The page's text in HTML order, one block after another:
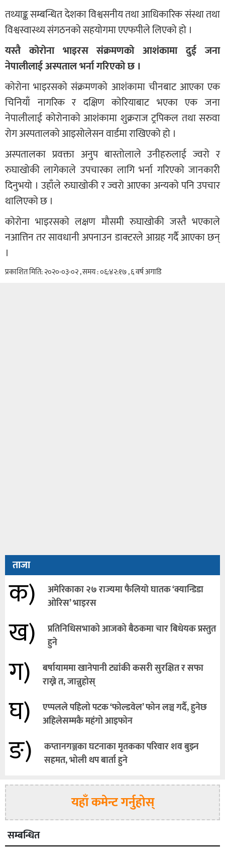
तथ्याङ्क सम्बन्धित देशका विश्वसनीय तथा आधिकारिक संस्था तथा
विश्वस्वास्थ्य संगठनको सहयोगमा एएफपीले लिएको हो ।
यस्तै कोरोना भाइरस संक्रमणको आशंकामा दुई जना
नेपालीलाई अस्पताल भर्ना गरिएको छ ।
कोरोना भाइरसको संक्रमणको आशंकामा चीनबाट आएका एक
चिनियाँ नागरिक र दक्षिण कोरियाबाट भएका एक जना
नेपालीलाई कोरोनाको आशंकामा शुक्रराज ट्रपिकल तथा सरुवा
रोग अस्पतालको आइसोलेसन वार्डमा राखिएको हो ।
अस्पतालका प्रवक्ता अनुप बास्तोलाले उनीहरुलाई ज्वरो र
रुघाखोकी लागेकाले उपचारका लागि भर्ना गरिएको जानकारी
दिनुभयो । उहाँले रुघाखोकी र ज्वरो आएका अन्यको पनि उपचार
थालिएको छ ।
कोरोना भाइरसको लक्षण मौसमी रुघाखोकी जस्तै भएकाले
नआत्तिन तर सावधानी अपनाउन डाक्टरले आग्रह गर्दै आएका छन्
।
प्रकाशित मिति: २०२०-०३-०२ , समय : ०६:४२:१७ , ६ वर्ष अगाडि
ताजा
क)
अमेरिकाका २७ राज्यमा फैलियाे घातक ‘क्यान्डिडा
ओरिस’ भाइरस
ख)
प्रतिनिधिसभाको आजको बैठकमा चार बिधेयक प्रस्तुत
हुने
ग)
बर्षायाममा खानेपानी ट्यांकी कसरी सुरक्षित र सफा
राख्ने त, जान्नुहोस्
घ)
एप्पलले पहिलो पटक ‘फोल्डवेल’ फोन लञ्च गर्दै, हुनेछ
अहिलेसम्मकै महंगो आइफोन
ङ)
कप्तानगञ्जका घटनाका मृतकका परिवार शव बुझ्न
सहमत, भोली थप बार्ता हुने
यहाँ कमेन्ट गर्नुहोस्
सम्बन्धित